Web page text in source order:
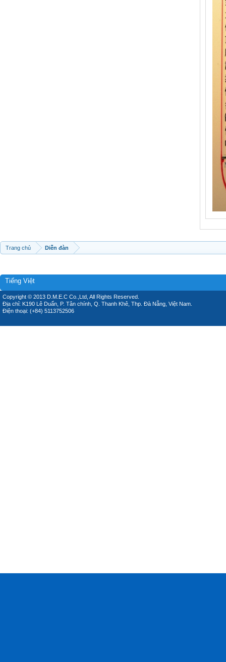
Trang chủ Diễn đàn
Tiếng Việt
Copyright © 2013 D.M.E.C Co.,Ltd, All Rights Reserved.
Địa chỉ: K190 Lê Duẩn, P. Tân chính, Q. Thanh Khê, Thp. Đà Nẵng, Việt Nam.
Điện thoại: (+84) 5113752506